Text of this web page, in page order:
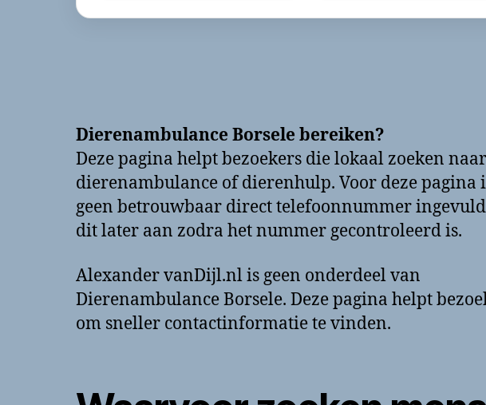
Dierenambulance Borsele bereiken?
Deze pagina helpt bezoekers die lokaal zoeken
dierenambulance of dierenhulp. Voor deze pagina
geen betrouwbaar direct telefoonnummer
dit later aan zodra het nummer gecontroleerd is.
Alexander vanDijl.nl is geen onderdeel van
Dierenambulance Borsele. Deze pagina helpt
om sneller contactinformatie te vinden.